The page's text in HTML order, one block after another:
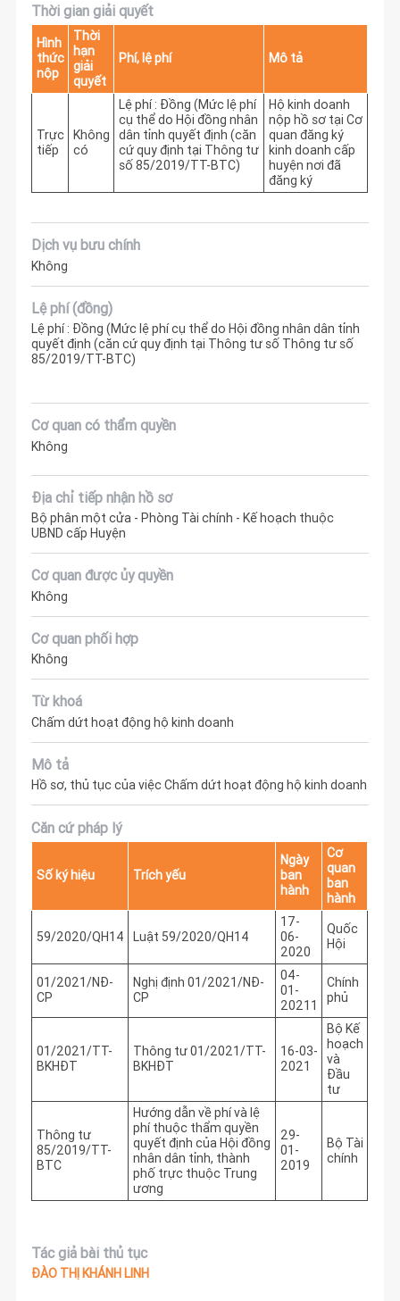
Thời gian giải quyết
Hình
thức
nộp
Thời
hạn
giải
quyết
Phí, lệ phí Mô tả
Trực
tiếp
Không
có
Lệ phí : Đồng (Mức lệ phí
cụ thể do Hội đồng nhân
dân tỉnh quyết định (căn
cứ quy định tại Thông tư
số 85/2019/TT-BTC)
Hộ kinh doanh
nộp hồ sơ tại Cơ
quan đăng ký
kinh doanh cấp
huyện nơi đã
đăng ký
Dịch vụ bưu chính
Không
Lệ phí (đồng)
Lệ phí : Đồng (Mức lệ phí cụ thể do Hội đồng nhân dân tỉnh
quyết định (căn cứ quy định tại Thông tư số Thông tư số
85/2019/TT-BTC)
Cơ quan có thẩm quyền
Không
Địa chỉ tiếp nhận hồ sơ
Bộ phân một cửa - Phòng Tài chính - Kế hoạch thuộc
UBND cấp Huyện
Cơ quan được ủy quyền
Không
Cơ quan phối hợp
Không
Từ khoá
Chấm dứt hoạt động hộ kinh doanh
Mô tả
Hồ sơ, thủ tục của việc Chấm dứt hoạt động hộ kinh doanh
Căn cứ pháp lý
Số ký hiệu Trích yếu
Ngày
ban
hành
Cơ
quan
ban
hành
59/2020/QH14 Luật 59/2020/QH14
17-
06-
2020
Quốc
Hội
01/2021/NĐ-
CP
Nghị định 01/2021/NĐ-
CP
04-
01-
20211
Chính
phủ
01/2021/TT-
BKHĐT
Thông tư 01/2021/TT-
BKHĐT
16-03-
2021
Bộ Kế
hoạch
và
Đầu
tư
Thông tư
85/2019/TT-
BTC
Hướng dẫn về phí và lệ
phí thuộc thẩm quyền
quyết định của Hội đồng
nhân dân tỉnh, thành
phố trực thuộc Trung
ương
29-
01-
2019
Bộ Tài
chính
Tác giả bài thủ tục
ĐÀO THỊ KHÁNH LINH